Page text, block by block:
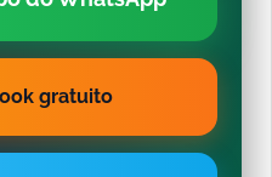
gratuito